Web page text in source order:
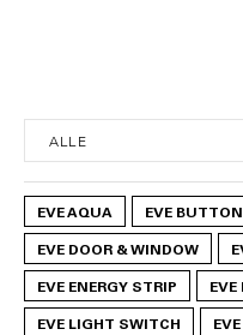
EVE AQUA EVE BUTTON
EVE DOOR & WINDOW
EVE ENERGY STRIP
EVE
EVE LIGHT SWITCH